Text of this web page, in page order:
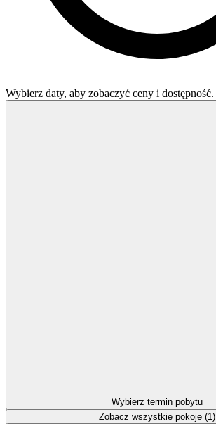
Wybierz daty, aby zobaczyć ceny i dostępność.
Wybierz termin pobytu
Zobacz wszystkie pokoje (1)